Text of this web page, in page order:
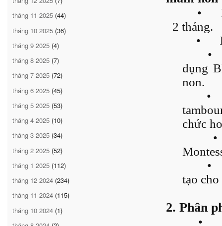
tháng 11 2025 (44)
tháng 10 2025 (36)
tháng 9 2025 (4)
tháng 8 2025 (7)
tháng 7 2025 (72)
tháng 6 2025 (45)
tháng 5 2025 (53)
tháng 4 2025 (10)
tháng 3 2025 (34)
tháng 2 2025 (52)
tháng 1 2025 (112)
tháng 12 2024 (234)
tháng 11 2024 (115)
tháng 10 2024 (1)
•
2 tháng.
•
•
dụng
non.
•
chức
•
•
tạo cho
2. Phân
•